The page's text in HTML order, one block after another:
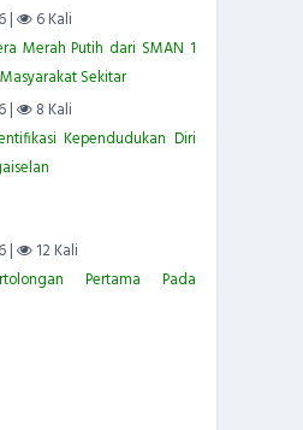
|
6 Kali
Merah Putih dari SMAN 1
Sekitar
|
8 Kali
Kependudukan Diri
|
12 Kali
Pertama Pada